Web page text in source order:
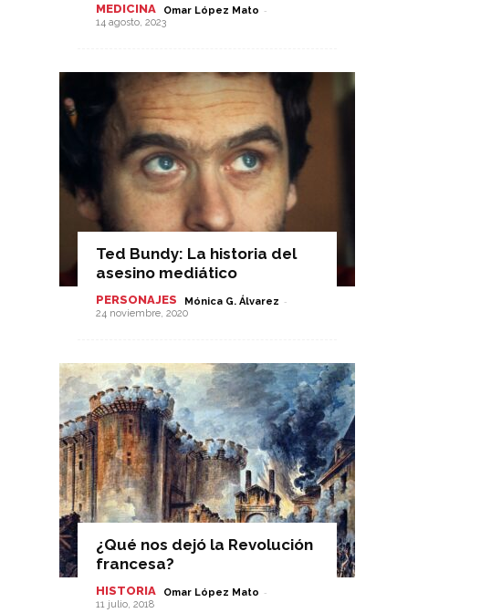
MEDICINA Omar López Mato -
14 agosto, 2023
Ted Bundy: La historia del
asesino mediático
PERSONAJES Mónica G. Álvarez -
24 noviembre, 2020
¿Qué nos dejó la Revolución
francesa?
HISTORIA Omar López Mato -
11 julio, 2018